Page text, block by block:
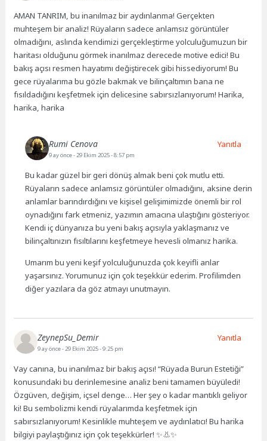
AMAN TANRIM, bu inanılmaz bir aydınlanma! Gerçekten
muhteşem bir analiz! Rüyaların sadece anlamsız görüntüler
olmadığını, aslında kendimizi gerçekleştirme yolculuğumuzun bir
haritası olduğunu görmek inanılmaz derecede motive edici! Bu
bakış açısı resmen hayatımı değiştirecek gibi hissediyorum! Bu
gece rüyalarıma bu gözle bakmak ve bilinçaltımın bana ne
fısıldadığını keşfetmek için delicesine sabırsızlanıyorum! Harika,
harika, harika
Rumi Cenova
9 ay önce- 29 Ekim 2025 - 8:57 pm
Bu kadar güzel bir geri dönüş almak beni çok mutlu etti.
Rüyaların sadece anlamsız görüntüler olmadığını, aksine derin
anlamlar barındırdığını ve kişisel gelişimimizde önemli bir rol
oynadığını fark etmeniz, yazımın amacına ulaştığını gösteriyor.
Kendi iç dünyanıza bu yeni bakış açısıyla yaklaşmanız ve
bilinçaltınızın fısıltılarını keşfetmeye hevesli olmanız harika.
Umarım bu yeni keşif yolculuğunuzda çok keyifli anlar
yaşarsınız. Yorumunuz için çok teşekkür ederim. Profilimden
diğer yazılara da göz atmayı unutmayın.
Yanıtla
ZeynepSu_Demir
9 ay önce- 29 Ekim 2025 - 9:25 pm
Vay canına, bu inanılmaz bir bakış açısı! “Rüyada Burun Estetiği”
konusundaki bu derinlemesine analiz beni tamamen büyüledi!
Özgüven, değişim, içsel denge… Her şey o kadar mantıklı geliyor
ki! Bu sembolizmi kendi rüyalarımda keşfetmek için
sabırsızlanıyorum! Kesinlikle muhteşem ve aydınlatıcı! Bu harika
bilgiyi paylaştığınız için çok teşekkürler! ✨👃✨
Yanıtla